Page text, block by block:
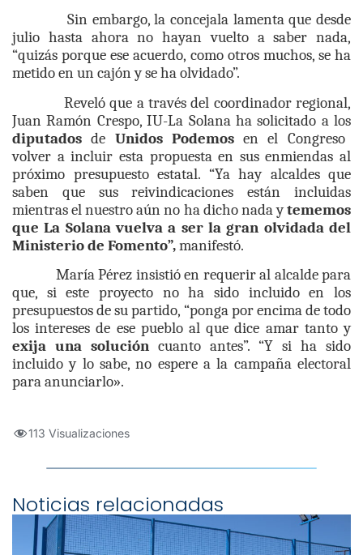
Sin embargo, la concejala lamenta que desde
julio hasta ahora no hayan vuelto a saber nada,
“quizás porque ese acuerdo, como otros muchos, se ha
metido en un cajón y se ha olvidado”.
Reveló que a través del coordinador regional,
Juan Ramón Crespo, IU-La Solana ha solicitado a los
diputados de Unidos Podemosen el Congreso
volver a incluir esta propuesta en sus enmiendas al
próximo presupuesto estatal. “Ya hay alcaldes que
saben que sus reivindicaciones están incluidas
mientras el nuestro aún no ha dicho nada ytememos
que La Solana vuelva a ser la gran olvidada del
Ministerio de Fomento”,manifestó.
María Pérez insistió en requerir al alcalde para
que, si este proyecto no ha sido incluido en los
presupuestos de su partido, “ponga por encima de todo
los intereses de ese pueblo al que dice amar tanto y
exija una solución cuanto antes”. “Y si ha sido
incluido y lo sabe, no espere a la campaña electoral
para anunciarlo».
113 Visualizaciones
Noticias relacionadas